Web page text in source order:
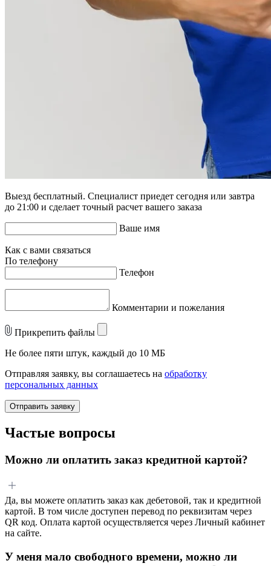
Выезд бесплатный. Специалист приедет сегодня или завтра
до 21:00 и сделает точный расчет вашего заказа
Ваше имя
Как с вами связаться
По телефону
Телефон
Комментарии и пожелания
Прикрепить файлы
Не более пяти штук, каждый до 10 МБ
Отправляя заявку, вы соглашаетесь на обработку
персональных данных
Отправить заявку
Частые вопросы
Можно ли оплатить заказ кредитной картой?
Да, вы можете оплатить заказ как дебетовой, так и кредитной
картой. В том числе доступен перевод по реквизитам через
QR код. Оплата картой осуществляется через Личный кабинет
на сайте.
У меня мало свободного времени, можно ли